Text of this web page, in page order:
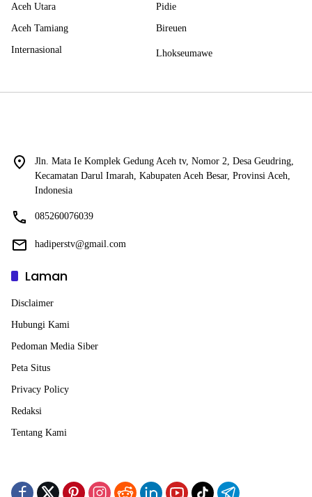
Aceh Utara Pidie
Aceh Tamiang Bireuen
Internasional Lhokseumawe
Jln. Mata Ie Komplek Gedung Aceh tv, Nomor 2, Desa Geudring,
Kecamatan Darul Imarah, Kabupaten Aceh Besar, Provinsi Aceh,
Indonesia
085260076039
hadiperstv@gmail.com
Laman
Disclaimer
Hubungi Kami
Pedoman Media Siber
Peta Situs
Privacy Policy
Redaksi
Tentang Kami